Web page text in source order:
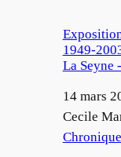
1949-
La Seyne
Date
14 mars
Auteur
Cecile
Par